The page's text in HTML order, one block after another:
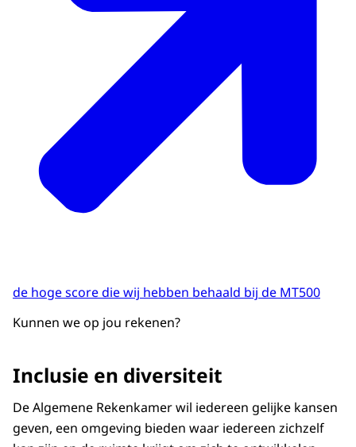
de hoge score die wij hebben behaald bij de MT500
Kunnen we op jou rekenen?
Inclusie en diversiteit
De Algemene Rekenkamer wil iedereen gelijke kansen
geven, een omgeving bieden waar iedereen zichzelf